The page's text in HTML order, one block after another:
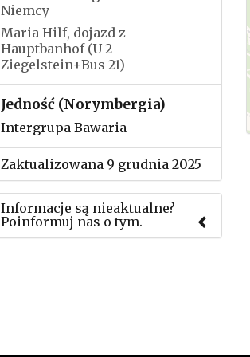
Niemcy
Maria Hilf, dojazd z
Hauptbanhof (U-2
Ziegelstein+Bus 21)
Jedność (Norymbergia)
Intergrupa Bawaria
Zaktualizowana 9 grudnia 2025
Informacje są nieaktualne?
Poinformuj nas o tym.